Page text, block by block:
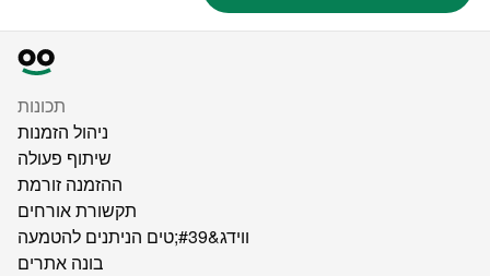
תכונות
ניהול הזמנות
שיתוף פעולה
ההזמנה זורמת
תקשורת אורחים
ווידג&#39;טים הניתנים להטמעה
בונה אתרים